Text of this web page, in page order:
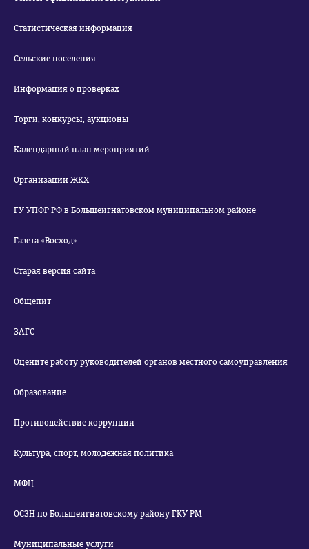
Статистическая информация
Сельские поселения
Информация о проверках
Торги, конкурсы, аукционы
Календарный план мероприятий
Организации ЖКХ
ГУ УПФР РФ в Большеигнатовском муниципальном районе
Газета «Восход»
Старая версия сайта
Общепит
ЗАГС
Оцените работу руководителей органов местного самоуправления
Образование
Противодействие коррупции
Культура, спорт, молодежная политика
МФЦ
ОСЗН по Большеигнатовскому району ГКУ РМ
Муниципальные услуги